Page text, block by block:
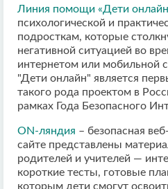
Линия помощи «Дети
психологической и
подросткам, которые
негативной ситуацией во
интернетом или мобильной
"Дети онлайн" является
такого рода проектом в
рамках Года Безопасного
ON-ляндия – безопасная
сайте представлены
родителей и учителей —
короткие тесты, готовые
которым дети смогут